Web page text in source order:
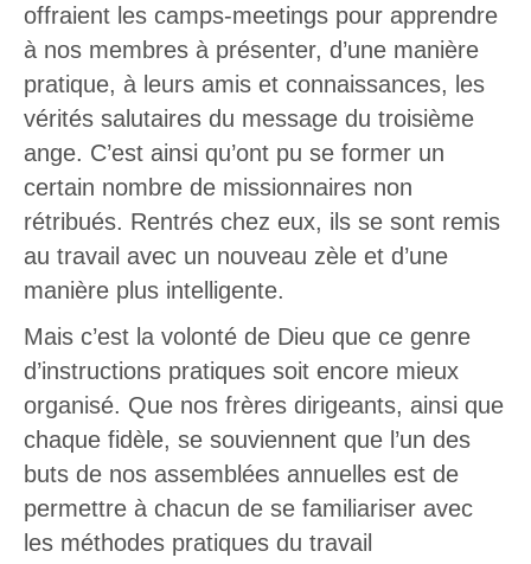
offraient les camps-meetings pour apprendre
à nos membres à présenter, d’une manière
pratique, à leurs amis et connaissances, les
vérités salutaires du message du troisième
ange. C’est ainsi qu’ont pu se former un
certain nombre de missionnaires non
rétribués. Rentrés chez eux, ils se sont remis
au travail avec un nouveau zèle et d’une
manière plus intelligente.
Mais c’est la volonté de Dieu que ce genre
d’instructions pratiques soit encore mieux
organisé. Que nos frères dirigeants, ainsi que
chaque fidèle, se souviennent que l’un des
buts de nos assemblées annuelles est de
permettre à chacun de se familiariser avec
les méthodes pratiques du travail